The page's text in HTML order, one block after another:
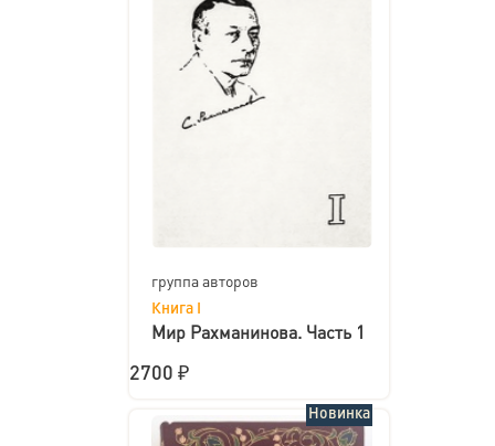
группа авторов
Книга I
Мир Рахманинова. Часть 1
2700 ₽